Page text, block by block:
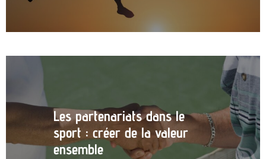
Les partenariats dans le
sport : créer de la valeur
ensemble